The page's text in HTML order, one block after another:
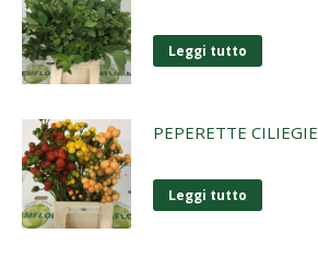
Leggi tutto
PEPERETTE CILIEGIE
Leggi tutto